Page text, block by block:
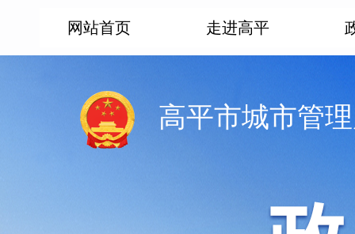
网站首页 走进高平
高平市城市管